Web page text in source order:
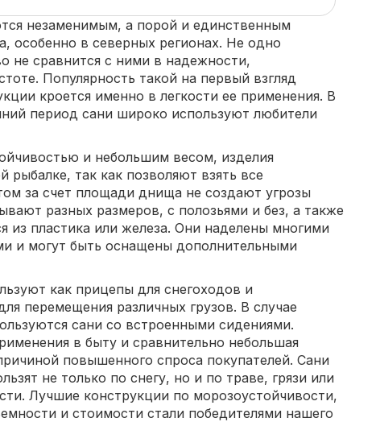
незаменимым, а порой и единственным
особенно в северных регионах. Не одно
не сравнится с ними в надежности,
Популярность такой на первый взгляд
кроется именно в легкости ее применения. В
период сани широко используют любители
и небольшим весом, изделия
рыбалке, так как позволяют взять все
за счет площади днища не создают угрозы
разных размеров, с полозьями и без, а также
из пластика или железа. Они наделены многими
и могут быть оснащены дополнительными
как прицепы для снегоходов и
перемещения различных грузов. В случае
сани со встроенными сидениями.
в быту и сравнительно небольшая
повышенного спроса покупателей. Сани
не только по снегу, но и по траве, грязи или
Лучшие конструкции по морозоустойчивости,
и стоимости стали победителями нашего